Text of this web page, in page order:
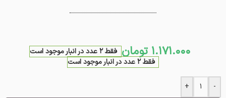
1.171.000 تومان فقط 2 عدد در انبار موجود است
فقط 2 عدد در انبار موجود است
-
+